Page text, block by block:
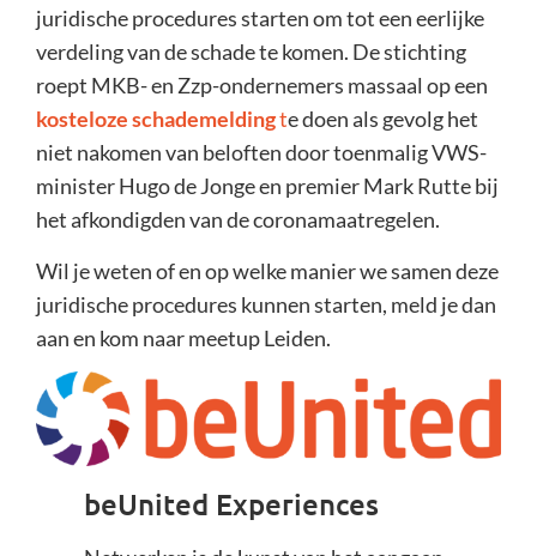
juridische procedures starten om tot een eerlijke
verdeling van de schade te komen. De stichting
roept MKB- en Zzp-ondernemers massaal op een
kosteloze schademeldingte doen als gevolg het
niet nakomen van beloften door toenmalig VWS-
minister Hugo de Jonge en premier Mark Rutte bij
het afkondigden van de coronamaatregelen.
Wil je weten of en op welke manier we samen deze
juridische procedures kunnen starten, meld je dan
aan en kom naar meetup Leiden.
beUnited Experiences